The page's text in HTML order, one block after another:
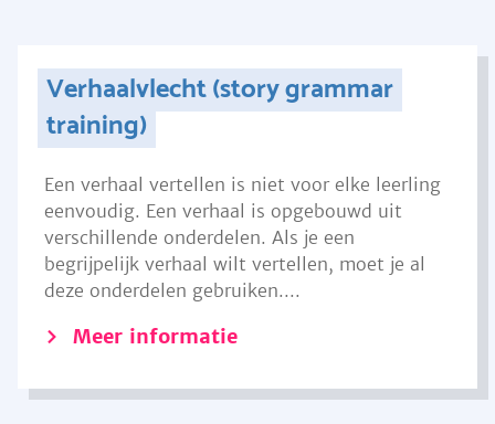
Verhaalvlecht (story grammar
training)
Een verhaal vertellen is niet voor elke leerling
eenvoudig. Een verhaal is opgebouwd uit
verschillende onderdelen. Als je een
begrijpelijk verhaal wilt vertellen, moet je al
deze onderdelen gebruiken....
Meer informatie